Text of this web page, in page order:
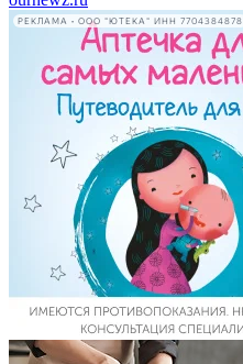
РЕКЛАМА • ООО "ЮТЕКА" ИНН 7704384878